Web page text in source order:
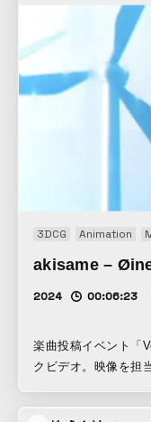
た、実写映像と並
和感として残るよう
エフェクティブで繊
差し込みを意識、素
メージを足す為に自
3DCG Animation
akisame –
2024 00:06:23
楽曲投稿イベント「
クビデオ。映像を担
の密接な連携を確立